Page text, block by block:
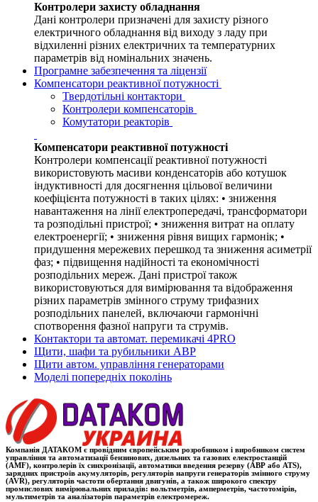
Контролери захисту обладнання
Дані контролери призначені для захисту різного
електричного обладнання від виходу з ладу при
відхиленні різних електричних та температурних
параметрів від номінальних значень.
Програмне забезпечення та ліцензії
Компенсатори реактивної потужності
Твердотільні контактори
Контролери компенсаторів
Комутатори реакторів
Компенсатори реактивної потужності
Контролери компенсації реактивної потужності
використовують масиви конденсаторів або котушок
індуктивності для досягнення цільової величини
коефіцієнта потужності в таких цілях: • зниження
навантаження на лінії електропередачі, трансформатори
та розподільні пристрої; • зниження витрат на оплату
електроенергії; • зниження рівня вищих гармонік; •
придушення мережевих перешкод та зниження асиметрії
фаз; • підвищення надійності та економічності
розподільних мереж. Дані пристрої також
використовуються для вимірювання та відображення
різних параметрів змінного струму трифазних
розподільних панелей, включаючи гармонічні
спотворення фазної напруги та струмів.
Контактори та автомат. перемикачі 4PRO
Щити, шафи та рубильники АВР
Щити автом. управління генераторами
Моделі попередніх поколінь
Компанія ДАТАКОМ є провідним європейським розробником і виробником систем
управління та автоматизації бензинових, дизельних та газових електростанцій
(AMF), контролерів їх синхронізації, автоматики введення резерву (АВР або ATS),
зарядних пристроїв акумуляторів, регуляторів напруги генераторів змінного струму
(AVR), регуляторів частоти обертання двигунів, а також широкого спектру
промислових вимірювальних приладів: вольтметрів, амперметрів, частотомірів,
мультиметрів та аналізаторів параметрів електромереж.